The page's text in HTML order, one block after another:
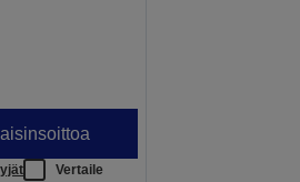
Vertaile